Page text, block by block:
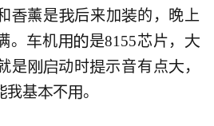
薰是后来加的，晚上
。 机 是8155芯片， 
是  动时示音有点 ，
我基不。